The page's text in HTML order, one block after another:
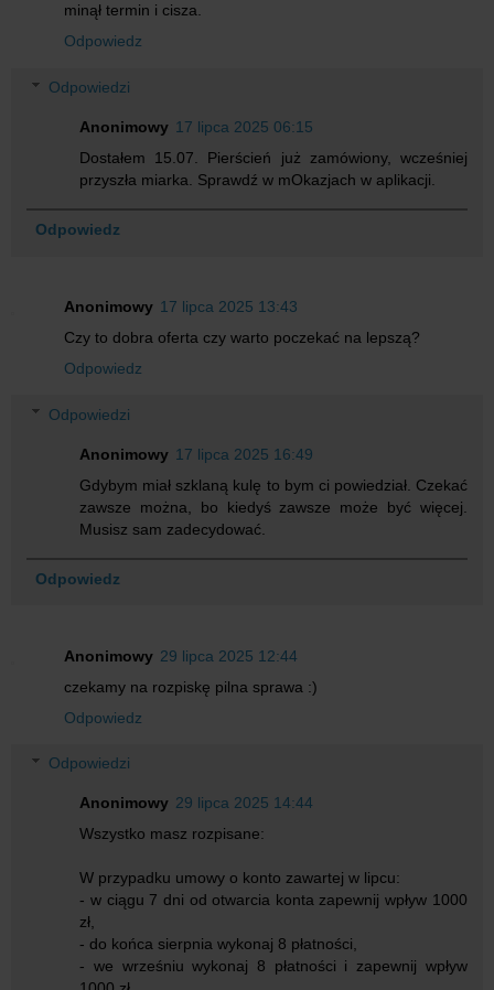
minął termin i cisza.
Odpowiedz
Odpowiedzi
Anonimowy 17 lipca 2025 06:15
Dostałem 15.07. Pierścień już zamówiony, wcześniej
przyszła miarka. Sprawdź w mOkazjach w aplikacji.
Odpowiedz
Anonimowy 17 lipca 2025 13:43
Czy to dobra oferta czy warto poczekać na lepszą?
Odpowiedz
Odpowiedzi
Anonimowy 17 lipca 2025 16:49
Gdybym miał szklaną kulę to bym ci powiedział. Czekać
zawsze można, bo kiedyś zawsze może być więcej.
Musisz sam zadecydować.
Odpowiedz
Anonimowy 29 lipca 2025 12:44
czekamy na rozpiskę pilna sprawa :)
Odpowiedz
Odpowiedzi
Anonimowy 29 lipca 2025 14:44
Wszystko masz rozpisane:
W przypadku umowy o konto zawartej w lipcu:
- w ciągu 7 dni od otwarcia konta zapewnij wpływ 1000
zł,
- do końca sierpnia wykonaj 8 płatności,
- we wrześniu wykonaj 8 płatności i zapewnij wpływ